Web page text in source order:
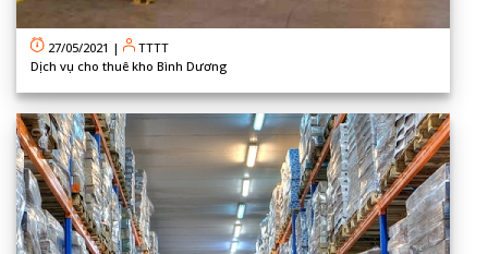
27/05/2021 |
TTTT
Dịch vụ cho thuê kho Bình Dương